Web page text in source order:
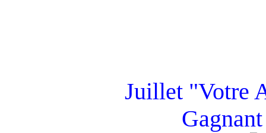
Juillet "Votre